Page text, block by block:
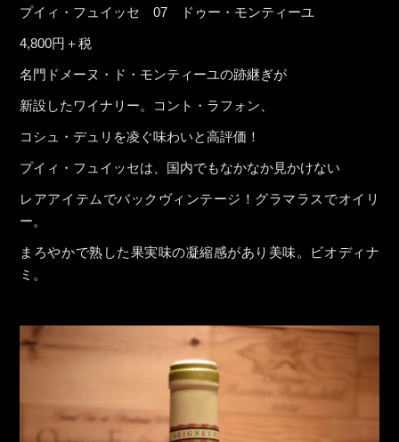
プイィ・フュイッセ 07 ドゥー・モンティーユ
4,800円＋税
名門ドメーヌ・ド・モンティーユの跡継ぎが
新設したワイナリー。コント・ラフォン、
コシュ・デュリを凌ぐ味わいと高評価！
プイィ・フュイッセは、国内でもなかなか見かけない
レアアイテムでバックヴィンテージ！グラマラスでオイリ
ー。
まろやかで熟した果実味の凝縮感があり美味。ビオディナ
ミ。